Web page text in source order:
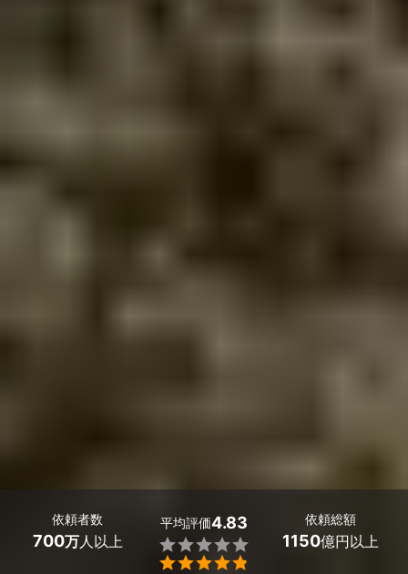
依頼者数
700万人以上
平均評価4.83


依頼総額
1150億円以上